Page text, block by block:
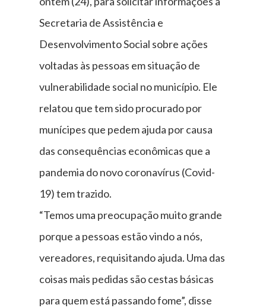
Secretaria de Assistência e
Desenvolvimento Social sobre ações
voltadas às pessoas em situação de
vulnerabilidade social no município. Ele
relatou que tem sido procurado por
munícipes que pedem ajuda por causa
das consequências econômicas que a
pandemia do novo coronavírus (Covid-
19) tem trazido.
“Temos uma preocupação muito grande
porque a pessoas estão vindo a nós,
vereadores, requisitando ajuda. Uma das
coisas mais pedidas são cestas básicas
para quem está passando fome”, disse